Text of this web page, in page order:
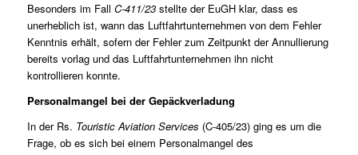
Besonders im Fall C-411/23stellte der EuGH klar, dass es
unerheblich ist, wann das Luftfahrtunternehmen von dem Fehler
Kenntnis erhält, sofern der Fehler zum Zeitpunkt der Annullierung
bereits vorlag und das Luftfahrtunternehmen ihn nicht
kontrollieren konnte.
Personalmangel bei der Gepäckverladung
In der Rs. Touristic Aviation Services (C-405/23) ging es um die
Frage, ob es sich bei einem Personalmangel des